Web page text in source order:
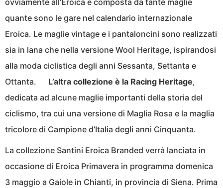
ovviamente all’Eroica e composta da tante maglie
quante sono le gare nel calendario internazionale
Eroica. Le maglie vintage e i pantaloncini sono realizzati
sia in lana che nella versione Wool Heritage, ispirandosi
alla moda ciclistica degli anni Sessanta, Settanta e
Ottanta. L’altra collezione è la Racing Heritage,
dedicata ad alcune maglie importanti della storia del
ciclismo, tra cui una versione di Maglia Rosa e la maglia
tricolore di Campione d’Italia degli anni Cinquanta.
La collezione Santini Eroica Branded verrà lanciata in
occasione di Eroica Primavera in programma domenica
3 maggio a Gaiole in Chianti, in provincia di Siena. Prima